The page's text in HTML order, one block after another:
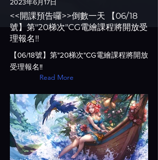
2023年6月17日
<<開課預告囉>>倒數一天 【06/18
號】第"20梯次"CG電繪課程將開放受
理報名!!
【06/18號】第"20梯次"CG電繪課程將開放
受理報名!!
Read More